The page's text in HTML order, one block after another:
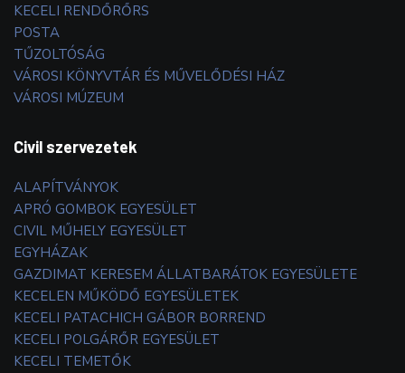
KECELI RENDŐRŐRS
POSTA
TŰZOLTÓSÁG
VÁROSI KÖNYVTÁR ÉS MŰVELŐDÉSI HÁZ
VÁROSI MÚZEUM
Civil szervezetek
ALAPÍTVÁNYOK
APRÓ GOMBOK EGYESÜLET
CIVIL MŰHELY EGYESÜLET
EGYHÁZAK
GAZDIMAT KERESEM ÁLLATBARÁTOK EGYESÜLETE
KECELEN MŰKÖDŐ EGYESÜLETEK
KECELI PATACHICH GÁBOR BORREND
KECELI POLGÁRŐR EGYESÜLET
KECELI TEMETŐK